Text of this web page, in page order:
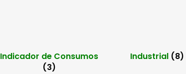
Indicador de Consumos
(3)
Industrial (8)